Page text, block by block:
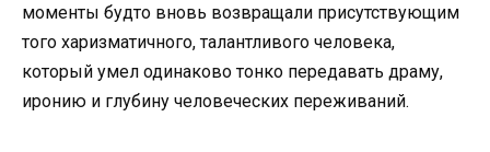
моменты будто вновь возвращали присутствующим
того харизматичного, талантливого человека,
который умел одинаково тонко передавать драму,
иронию и глубину человеческих переживаний.